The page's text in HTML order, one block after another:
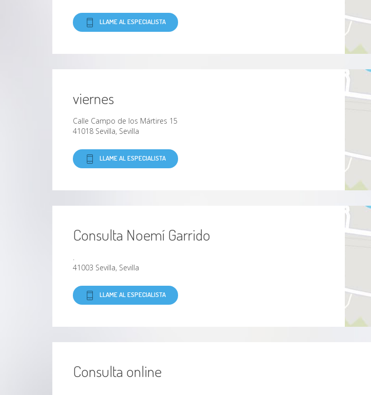
LLAME AL ESPECIALISTA
viernes
Calle Campo de los Mártires 15
41018 Sevilla, Sevilla
LLAME AL ESPECIALISTA
Consulta Noemí Garrido
.
41003 Sevilla, Sevilla
LLAME AL ESPECIALISTA
Consulta online